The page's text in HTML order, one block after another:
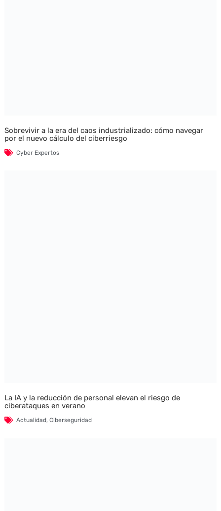
Sobrevivir a la era del caos industrializado: cómo navegar
por el nuevo cálculo del ciberriesgo
Cyber Expertos
La IA y la reducción de personal elevan el riesgo de
ciberataques en verano
Actualidad, Ciberseguridad